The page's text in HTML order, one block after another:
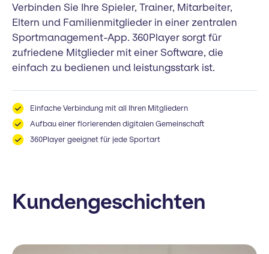
Verbinden Sie Ihre Spieler, Trainer, Mitarbeiter,
Eltern und Familienmitglieder in einer zentralen
Sportmanagement-App. 360Player sorgt für
zufriedene Mitglieder mit einer Software, die
einfach zu bedienen und leistungsstark ist.
Einfache Verbindung mit all Ihren Mitgliedern
Aufbau einer florierenden digitalen Gemeinschaft
360Player geeignet für jede Sportart
Kundengeschichten